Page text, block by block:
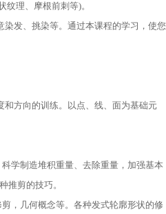
理、摩根前刺等)。
发、挑染等。通过本课程的学习，使您
方向的训练。以点、线、面为基础元
学制造堆积重量、去除重量，加强基本
推剪的技巧。
，几何概念等。各种发式轮廓形状的修